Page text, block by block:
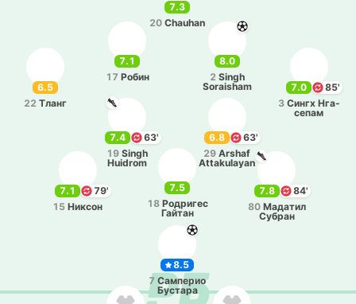
7.3
20 Chauhan
6.5
22 Тланг
7.0
85'
3 Сингх Нга­
се­пам
7.1
17 Робин
8.0
2 Singh
Soraisham
7.8
84'
80 Ма­да­тил
Субран
7.1
79'
15 Никсон
7.5
18 Ро­дри­гес
Гайтан
7.4
63'
19 Singh
Huidrom
6.8
63'
29 Arshaf
Attakulayan
8.5
7 Са­мпе­рио
Бу­ста­ра